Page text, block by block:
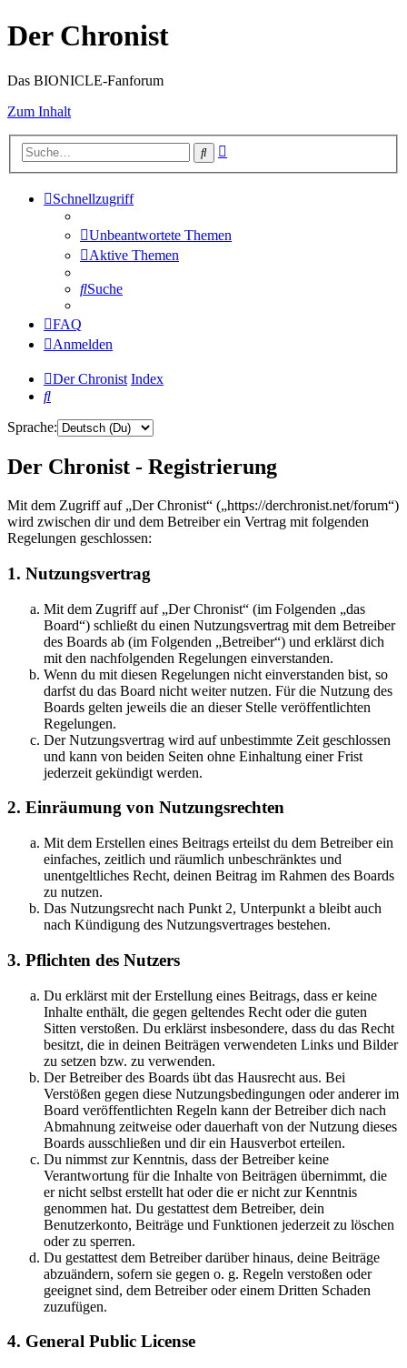
Der Chronist
Das BIONICLE-Fanforum
Zum Inhalt
Suche
Schnellzugriff
Unbeantwortete Themen
Aktive Themen
Suche
FAQ
Anmelden
Der Chronist Index
Suche
Sprache:
Der Chronist - Registrierung
Mit dem Zugriff auf „Der Chronist“ („https://derchronist.net/forum“)
wird zwischen dir und dem Betreiber ein Vertrag mit folgenden
Regelungen geschlossen:
1. Nutzungsvertrag
Mit dem Zugriff auf „Der Chronist“ (im Folgenden „das
Board“) schließt du einen Nutzungsvertrag mit dem Betreiber
des Boards ab (im Folgenden „Betreiber“) und erklärst dich
mit den nachfolgenden Regelungen einverstanden.
Wenn du mit diesen Regelungen nicht einverstanden bist, so
darfst du das Board nicht weiter nutzen. Für die Nutzung des
Boards gelten jeweils die an dieser Stelle veröffentlichten
Regelungen.
Der Nutzungsvertrag wird auf unbestimmte Zeit geschlossen
und kann von beiden Seiten ohne Einhaltung einer Frist
jederzeit gekündigt werden.
2. Einräumung von Nutzungsrechten
Mit dem Erstellen eines Beitrags erteilst du dem Betreiber ein
einfaches, zeitlich und räumlich unbeschränktes und
unentgeltliches Recht, deinen Beitrag im Rahmen des Boards
zu nutzen.
Das Nutzungsrecht nach Punkt 2, Unterpunkt a bleibt auch
nach Kündigung des Nutzungsvertrages bestehen.
3. Pflichten des Nutzers
Du erklärst mit der Erstellung eines Beitrags, dass er keine
Inhalte enthält, die gegen geltendes Recht oder die guten
Sitten verstoßen. Du erklärst insbesondere, dass du das Recht
besitzt, die in deinen Beiträgen verwendeten Links und Bilder
zu setzen bzw. zu verwenden.
Der Betreiber des Boards übt das Hausrecht aus. Bei
Verstößen gegen diese Nutzungsbedingungen oder anderer im
Board veröffentlichten Regeln kann der Betreiber dich nach
Abmahnung zeitweise oder dauerhaft von der Nutzung dieses
Boards ausschließen und dir ein Hausverbot erteilen.
Du nimmst zur Kenntnis, dass der Betreiber keine
Verantwortung für die Inhalte von Beiträgen übernimmt, die
er nicht selbst erstellt hat oder die er nicht zur Kenntnis
genommen hat. Du gestattest dem Betreiber, dein
Benutzerkonto, Beiträge und Funktionen jederzeit zu löschen
oder zu sperren.
Du gestattest dem Betreiber darüber hinaus, deine Beiträge
abzuändern, sofern sie gegen o. g. Regeln verstoßen oder
geeignet sind, dem Betreiber oder einem Dritten Schaden
zuzufügen.
4. General Public License